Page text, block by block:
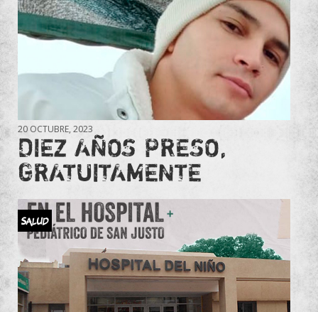
20 OCTUBRE, 2023
DIEZ AÑOS PRESO,
GRATUITAMENTE
Salud